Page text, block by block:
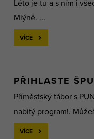
Léto je tu a s ním i
Mlýně. ...
VÍCE
PŘIHLASTE
Příměstský tábor s
nabitý program!.
VÍCE